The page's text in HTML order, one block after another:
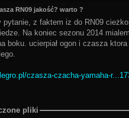
RN09 jakość? warto ?
pytanie, z faktem iz do RN09
Na koniec sezonu 2014
boku. ucierpiał ogon i czasza
czasza-czacha-yamaha-
pliki